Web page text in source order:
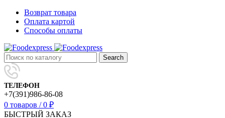
Возврат товара
Оплата картой
Способы оплаты
Search
ТЕЛЕФОН
+7(391)986-86-08
0 товаров / 0 ₽
БЫСТРЫЙ ЗАКАЗ